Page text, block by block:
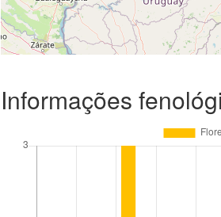
Informações